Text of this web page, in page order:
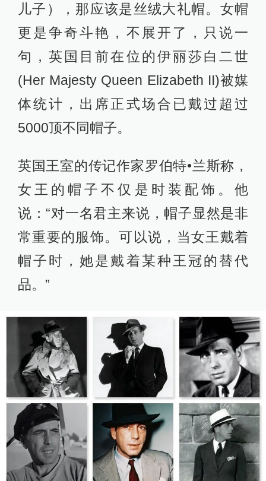
儿子），那应该是丝绒大礼帽。女帽
更是争奇斗艳，不展开了，只说一
句，英国目前在位的伊丽莎白二世
(Her Majesty Queen Elizabeth II)被媒
体统计，出席正式场合已戴过超过
5000顶不同帽子。
英国王室的传记作家罗伯特•兰斯称，
女王的帽子不仅是时装配饰。他
说：“对一名君主来说，帽子显然是非
常重要的服饰。可以说，当女王戴着
帽子时，她是戴着某种王冠的替代
品。”